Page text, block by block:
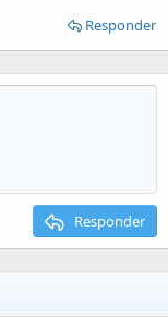
Responder
Responder